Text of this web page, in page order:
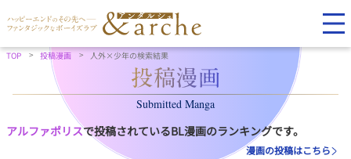
TOP 投稿漫画 人外×少年の検索結果
Submitted Manga
アルファポリスで投稿されているBL漫画のランキングです。
漫画の投稿はこちら